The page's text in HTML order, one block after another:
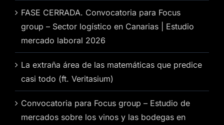
FASE CERRADA. Convocatoria para Focus
group – Sector logístico en Canarias | Estudio
mercado laboral 2026
La extraña área de las matemáticas que predice
casi todo (ft. Veritasium)
Convocatoria para Focus group – Estudio de
mercados sobre los vinos y las bodegas en